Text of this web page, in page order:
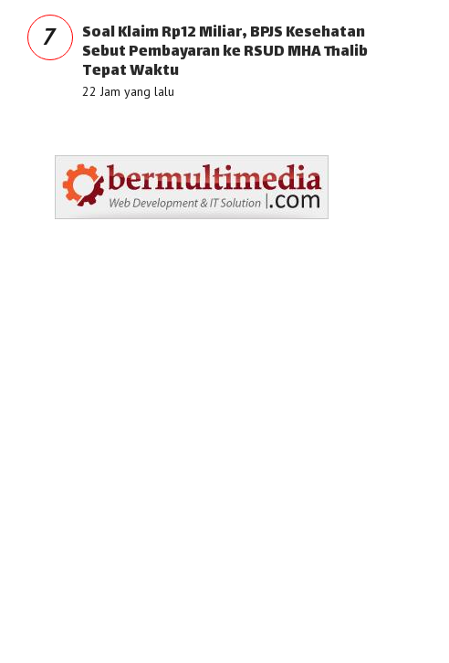
7 Soal Klaim Rp12 Miliar, BPJS Kesehatan
Sebut Pembayaran ke RSUD MHA Thalib
Tepat Waktu
22 Jam yang lalu